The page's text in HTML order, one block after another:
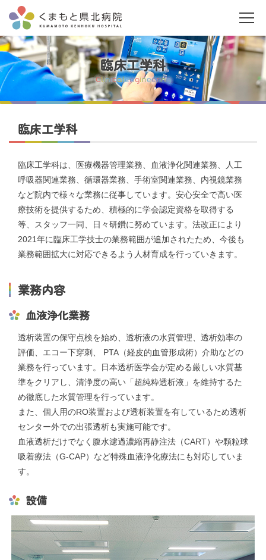
臨床工学科
Clinicalengineering
臨床工学科
臨床工学科は、医療機器管理業務、血液浄化関連業務、人工
呼吸器関連業務、循環器業務、手術室関連業務、内視鏡業務
など院内で様々な業務に従事しています。安心安全で高い医
療技術を提供するため、積極的に学会認定資格を取得する
等、スタッフ一同、日々研鑽に努めています。法改正により
2021年に臨床工学技士の業務範囲が追加されたため、今後も
業務範囲拡大に対応できるよう人材育成を行っていきます。
業務内容
血液浄化業務
透析装置の保守点検を始め、透析液の水質管理、透析効率の
評価、エコー下穿刺、 PTA（経皮的血管形成術）介助などの
業務を行っています。日本透析医学会が定める厳しい水質基
準をクリアし、清浄度の高い「超純粋透析液」を維持するた
め徹底した水質管理を行っています。
また、個人用のRO装置および透析装置を有しているため透析
センター外での出張透析も実施可能です。
血液透析だけでなく腹水濾過濃縮再静注法（CART）や顆粒球
吸着療法（G-CAP）など特殊血液浄化療法にも対応していま
す。
設備
当院について
ご利用の皆さまへ
診療科・部門案内
医療関係者の皆さまへ
交通アクセス
採用情報
お問い合わせ
〒865-0005 熊本県玉名市玉名550番地
初診のご相談・お問い合わせ
Tel. 0968-73-5000
指定請求書（Excel）
くまもと県北病院会議室等使用規則（word）
くまもと県北病院会議室等使用規則（pdf）
利害関係者との接触等に関する届出書（word）